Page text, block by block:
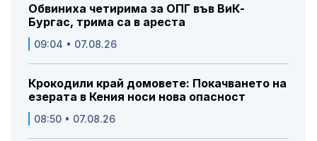
Обвиниха четирима за ОПГ във ВиК-
Бургас, трима са в ареста
09:04 • 07.08.26
Крокодили край домовете: Покачването на
езерата в Кения носи нова опасност
08:50 • 07.08.26